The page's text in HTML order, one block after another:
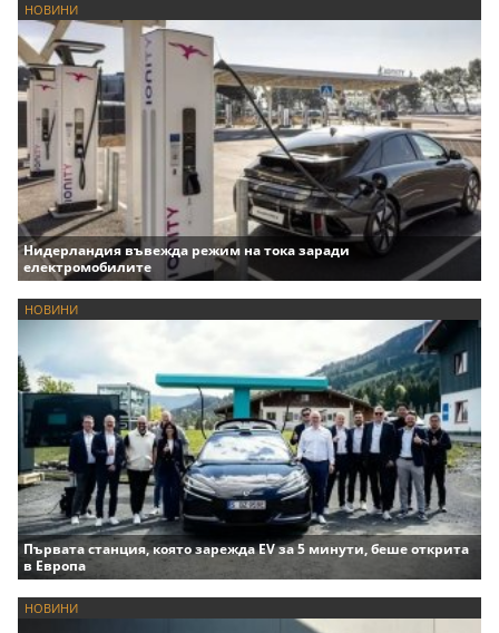
НОВИНИ
Нидерландия въвежда режим на тока заради
електромобилите
НОВИНИ
Първата станция, която зарежда EV за 5 минути, беше открита
в Европа
НОВИНИ